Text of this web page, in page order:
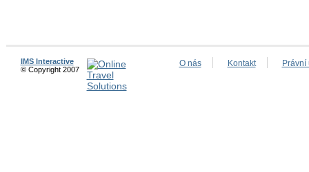
O nás Kontakt Právní
IMS Interactive
© Copyright 2007